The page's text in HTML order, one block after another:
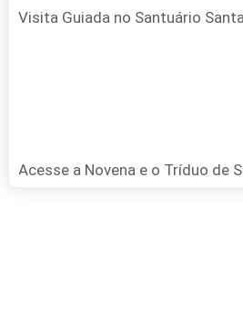
Visita Guiada no Santuário
Acesse a Novena e o Tríduo de